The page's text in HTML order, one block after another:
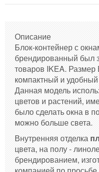
Описание
Блок-контейнер с
брендированный был
товаров IKEA. Размер
компактный и
Данная модель
цветов и растений,
было сделать окна в
можно больше света.
Внутренняя отделка
цвета, на полу -
брендированием,